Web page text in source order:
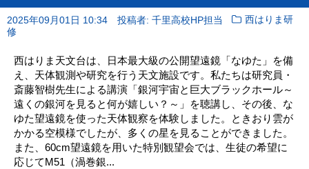
2025年09月01日 10:34 投稿者: 千里高校HP担当
西はりま研
修
西はりま天文台は、日本最大級の公開望遠鏡「なゆた」を備
え、天体観測や研究を行う天文施設です。私たちは研究員・
斎藤智樹先生による講演「銀河宇宙と巨大ブラックホール～
遠くの銀河を見ると何が嬉しい？～」を聴講し、その後、な
ゆた望遠鏡を使った天体観察を体験しました。ときおり雲が
かかる空模様でしたが、多くの星を見ることができました。
また、60cm望遠鏡を用いた特別観望会では、生徒の希望に
応じてM51（渦巻銀...